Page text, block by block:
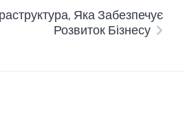
Яка Забезпечує
Розвиток Бізнесу